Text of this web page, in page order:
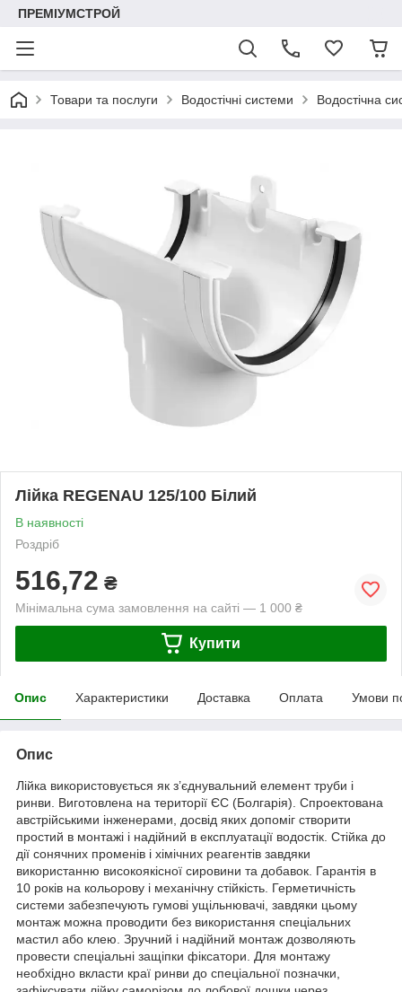
ПРЕМІУМСТРОЙ
Товари та послуги Водостічні системи Водостічна
Лійка REGENAU 125/100 Білий
В наявності
Роздріб
516,72 ₴
Мінімальна сума замовлення на сайті — 1 000 ₴
Купити
Опис Характеристики Доставка Оплата Умови
Опис
Лійка використовується як з’єднувальний елемент труби і
ринви. Виготовлена на території ЄС (Болгарія). Спроектована
австрійськими інженерами, досвід яких допоміг створити
простий в монтажі і надійний в експлуатації водостік. Стійка до
дії сонячних променів і хімічних реагентів завдяки
використанню високоякісної сировини та добавок. Гарантія в
10 років на кольорову і механічну стійкість. Герметичність
системи забезпечують гумові ущільнювачі, завдяки цьому
монтаж можна проводити без використання спеціальних
мастил або клею. Зручний і надійний монтаж дозволяють
провести спеціальні защіпки фіксатори. Для монтажу
необхідно вкласти краї ринви до спеціальної позначки,